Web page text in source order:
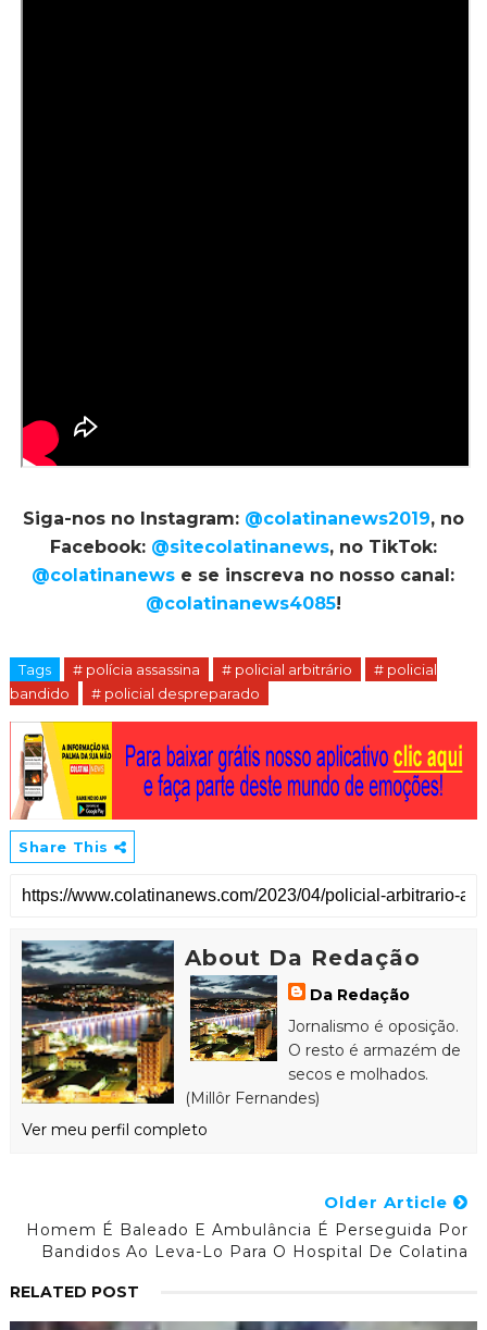
Siga-nos no Instagram: @colatinanews2019, no
Facebook: @sitecolatinanews, no TikTok:
@colatinanews e se inscreva no nosso canal:
@colatinanews4085!
Tags # polícia assassina # policial arbitrário
# policial
bandido
# policial despreparado
Share This
About Da Redação
Da Redação
Jornalismo é oposição.
O resto é armazém de
secos e molhados.
(Millôr Fernandes)
Ver meu perfil completo
Older Article
Homem É Baleado E Ambulância É Perseguida Por
Bandidos Ao Leva-Lo Para O Hospital De Colatina
RELATED POST